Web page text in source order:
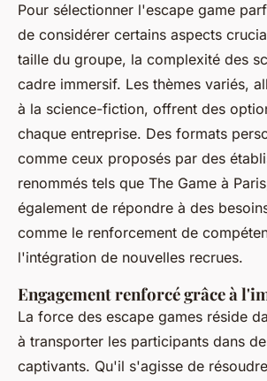
Pour sélectionner l'escape game
de considérer certains aspects
taille du groupe, la complexité des
cadre immersif. Les thèmes variés,
à la science-fiction, offrent des
chaque entreprise. Des formats
comme ceux proposés par des
renommés tels que The Game à
également de répondre à des
comme le renforcement de
l'intégration de nouvelles recrues.
Engagement renforcé grâce à
La force des escape games réside
à transporter les participants dans
captivants. Qu'il s'agisse de